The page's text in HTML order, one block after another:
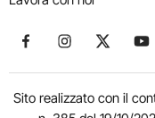
Seguici su Facebook
Seguici su
Seguici
Sito realizzato con il